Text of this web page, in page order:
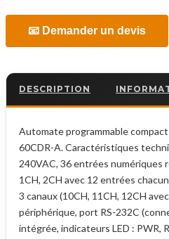
📧 Demander un devis
DESCRIPTION
Automate programmable
60CDR-A. Caractéristiques
240VAC, 36 entrées numériques
1CH, 2CH avec 12 entrées
3 canaux (10CH, 11CH, 12CH
périphérique, port RS-232C
intégrée, indicateurs LED : PWR,